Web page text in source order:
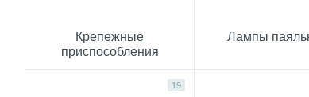
Крепежные
приспособления
Лампы
19